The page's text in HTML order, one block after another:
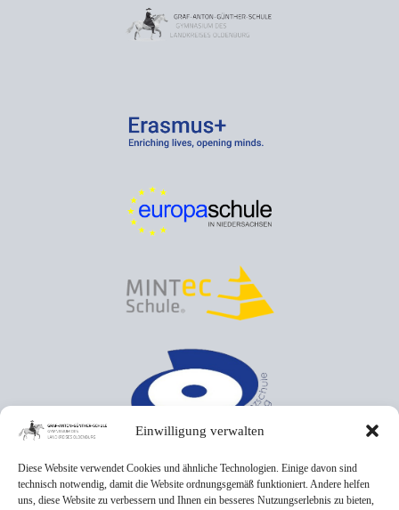
Einwilligung verwalten
Diese Website verwendet Cookies und ähnliche Technologien. Einige davon sind
technisch notwendig, damit die Website ordnungsgemäß funktioniert. Andere helfen
uns, diese Website zu verbessern und Ihnen ein besseres Nutzungserlebnis zu bieten,